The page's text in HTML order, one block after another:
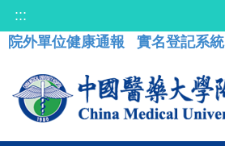
:::
院外單位健康通報
實名登記系統